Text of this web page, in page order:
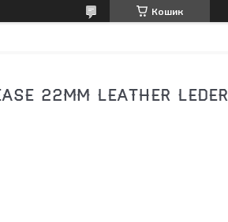
Кошик
22MM LEATHER LEDER